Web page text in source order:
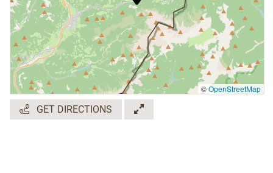
©OpenStreetMap
GET DIRECTIONS